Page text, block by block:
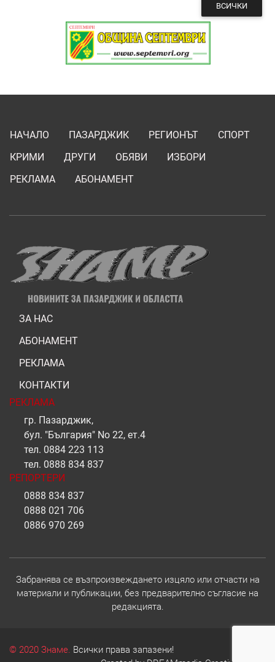
ВСИЧКИ
НАЧАЛО ПАЗАРДЖИК РЕГИОНЪТ
СПОРТ
КРИМИ
ДРУГИ ОБЯВИ
ИЗБОРИ
РЕКЛАМА
АБОНАМЕНТ
ЗА НАС
АБОНАМЕНТ
РЕКЛАМА
КОНТАКТИ
РЕКЛАМА
гр. Пазарджик,
бул. "България" No 22, ет.4
тел. 0884 223 113
тел. 0888 834 837
РЕПОРТЕРИ
0888 834 837
0888 021 706
0886 970 269
Забранява се възпроизвеждането изцяло или отчасти на
материали и публикации, без предварително съгласие на
редакцията.
© 2020 Знаме. Всички права запазени!